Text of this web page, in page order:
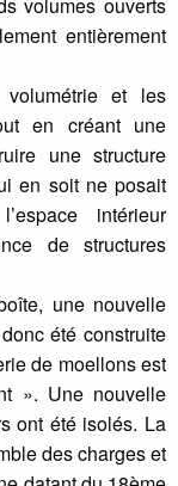
entièrement
et les
en créant une
une structure
en soit ne posait
intérieur
de structures
une nouvelle
été construite
de moellons est
». Une nouvelle
ont été isolés. La
des charges et